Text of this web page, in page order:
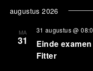
een
datum.
augustus 2026
MA
31
31 augustus @
Einde
Fitter